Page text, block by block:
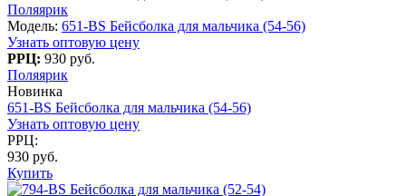
Поляярик
Модель: 651-BS Бейсболка для мальчика (54-56)
Узнать оптовую цену
РРЦ: 930 руб.
Поляярик
Новинка
651-BS Бейсболка для мальчика (54-56)
Узнать оптовую цену
РРЦ:
930 руб.
Купить